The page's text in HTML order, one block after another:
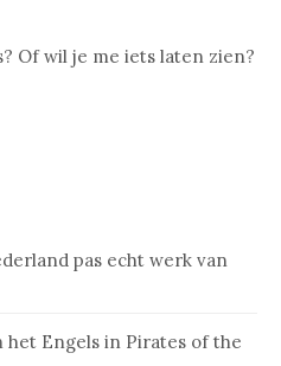
Of wil je me iets laten zien?
pas echt werk van
het Engels in Pirates of the